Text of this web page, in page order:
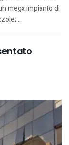
mega impianto di